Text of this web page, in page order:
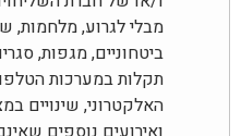
מבלי לגרוע, מלחמות,
ביטחוניים, מגפות,
תקלות במערכות
האלקטרוני, שינויים